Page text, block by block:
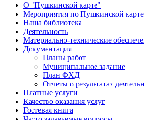
О "Пушкинской карте"
Мероприятия по Пушкинской карте
Наша библиотека
Деятельность
Материально-технические
Документация
Планы работ
Муниципальное задание
План ФХД
Отчеты о результатах
Платные услуги
Качество оказания услуг
Гостевая книга